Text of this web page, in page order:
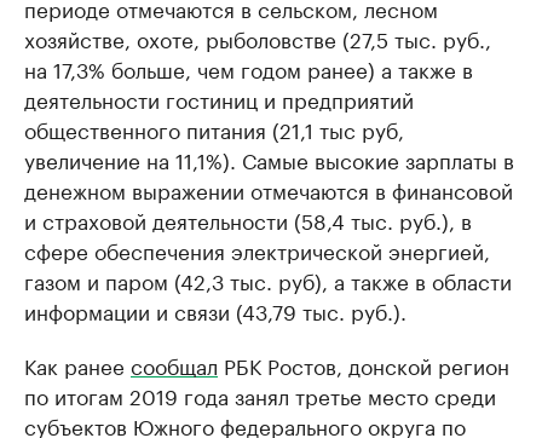
периоде отмечаются в сельском, лесном
хозяйстве, охоте, рыболовстве (27,5 тыс. руб.,
на 17,3% больше, чем годом ранее) а также в
деятельности гостиниц и предприятий
общественного питания (21,1 тыс руб,
увеличение на 11,1%). Самые высокие зарплаты в
денежном выражении отмечаются в финансовой
и страховой деятельности (58,4 тыс. руб.), в
сфере обеспечения электрической энергией,
газом и паром (42,3 тыс. руб), а также в области
информации и связи (43,79 тыс. руб.).
Как ранее сообщал РБК Ростов, донской регион
по итогам 2019 года занял третье место среди
субъектов Южного федерального округа по